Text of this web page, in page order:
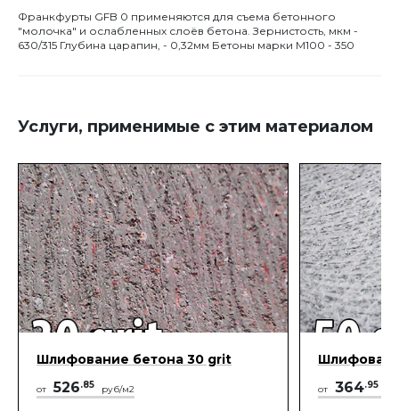
Франкфурты GFB 0 применяются для съема бетонного
"молочка" и ослабленных слоёв бетона. Зернистость, мкм -
630/315 Глубина царапин, - 0,32мм Бетоны марки М100 - 350
Услуги, применимые с этим материалом
Шлифование бетона 30 grit
от 526.85 руб/м2 от 364.95